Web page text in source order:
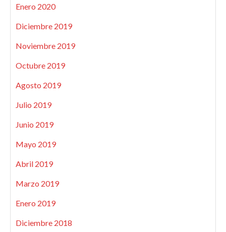
Enero 2020
Diciembre 2019
Noviembre 2019
Octubre 2019
Agosto 2019
Julio 2019
Junio 2019
Mayo 2019
Abril 2019
Marzo 2019
Enero 2019
Diciembre 2018